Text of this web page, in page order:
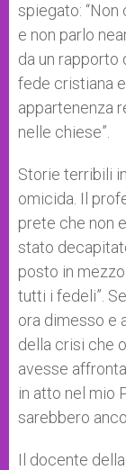
spiegato:
e non parlo
da un rapporto
fede cristiana
appartenenza
nelle chiese”.
Storie terribili
omicida. Il
prete che non
stato
posto in
tutti i fedeli”.
ora dimesso e
della crisi che
avesse
in atto nel mio
sarebbero
Il docente